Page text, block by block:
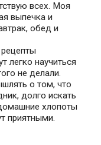
всех. Моя
выпечка и
обед и
легко научиться
не делали.
о том, что
долго искать
хлопоты
приятными.